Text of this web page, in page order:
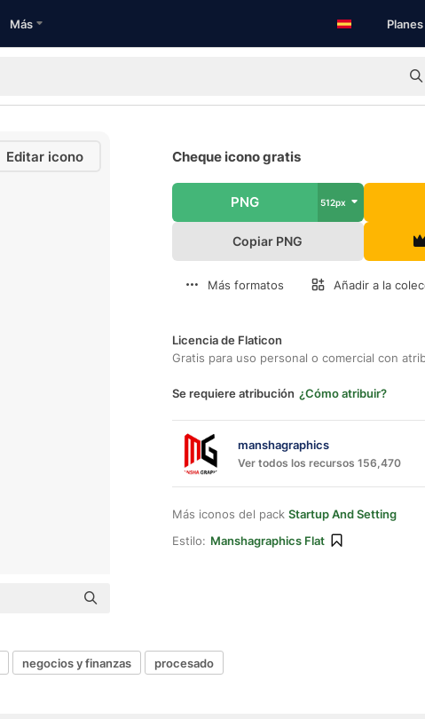
Más
Editar icono Cheque icono gratis
PNG 512px
Copiar PNG
Más formatos Añadir a la
Licencia de Flaticon
Gratis para uso personal o comercial con
Se requiere atribución ¿Cómo atribuir?
manshagraphics
Ver todos los recursos 156,470
Más iconos del pack Startup And Setting
Estilo: Manshagraphics Flat
negocios y finanzas procesado